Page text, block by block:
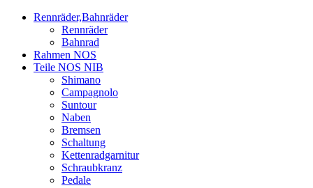
Rennräder,Bahnräder
Rennräder
Bahnrad
Rahmen NOS
Teile NOS NIB
Shimano
Campagnolo
Suntour
Naben
Bremsen
Schaltung
Kettenradgarnitur
Schraubkranz
Pedale